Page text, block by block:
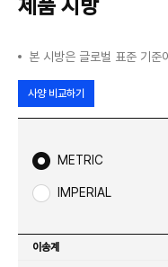
제품 시방
본 시방은 글로벌 표준 기준
사양 비교하기
METRIC
IMPERIAL
이송계